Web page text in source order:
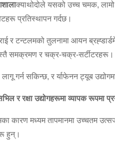
क्याथोदोले यसको उच्च चमक,
प्रतिस्थापन गर्दछ।
र टन्टलमको तुलनामा आयन
समक्रमण र चक्र-चक्र-सर्टीटरहरू।
गर्न सकिन्छ, र र्याफेनन ट्यूब उद्योगमा
रक्षा उद्योगहरूमा व्यापक रूपमा
मध्यम तापमानमा उच्चतम
हुन्।